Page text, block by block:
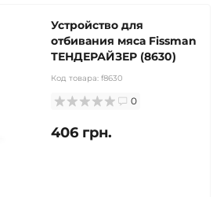
Устройство для
отбивания мяса Fissman
ТЕНДЕРАЙЗЕР (8630)
Код товара: f8630
0
406 грн.